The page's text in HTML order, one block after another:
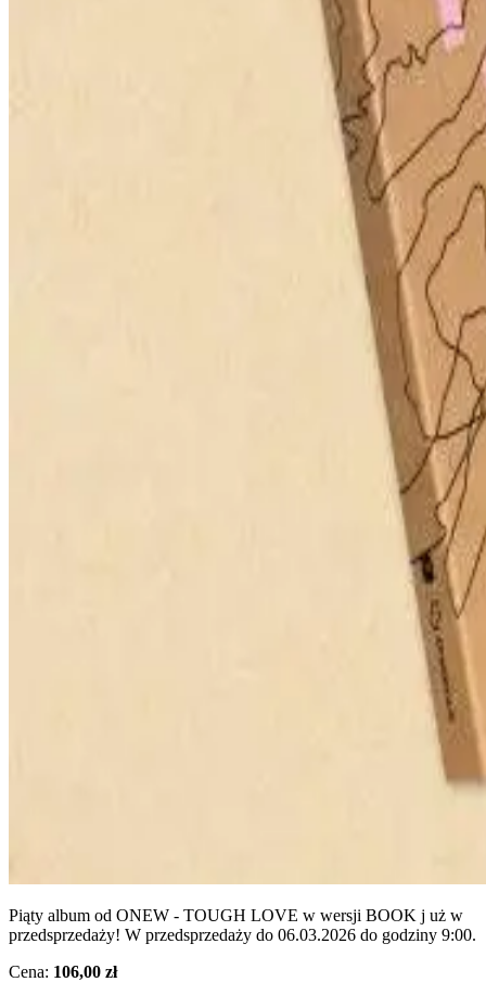
Piąty album od ONEW - TOUGH LOVE w wersji BOOK j uż w
przedsprzedaży! W przedsprzedaży do 06.03.2026 do godziny 9:00.
Cena: 106,00 zł